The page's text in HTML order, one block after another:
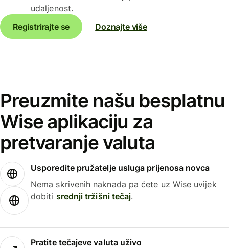
udaljenost.
Registrirajte se
Doznajte više
Preuzmite našu besplatnu
Wise aplikaciju za
pretvaranje valuta
Usporedite pružatelje usluga prijenosa novca
Nema skrivenih naknada pa ćete uz Wise uvijek
dobiti srednji tržišni tečaj.
Pratite tečajeve valuta uživo